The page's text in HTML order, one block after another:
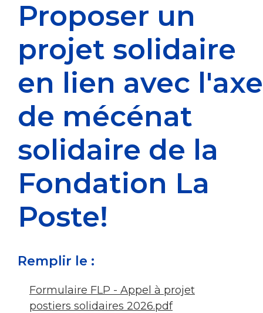
Proposer un
projet solidaire
en lien avec l'axe
de mécénat
solidaire de la
Fondation La
Poste!
Remplir le :
Formulaire FLP - Appel à projet
postiers solidaires 2026.pdf